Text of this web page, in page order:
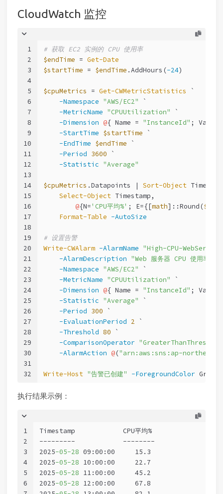
CloudWatch 监控
1
2
3
4
5
6
7
8
9
10
11
12
13
14
15
16
17
18
19
20
21
22
23
24
25
26
27
28
29
30
31
32
# 获取 EC2 实例的 CPU 使用率
$endTime = Get-Date
$startTime = $endTime .AddHours(-24)
$cpuMetrics = Get-CWMetricStatistics `
-Namespace "AWS/EC2" `
-MetricName "CPUUtilization" `
-Dimension @{ Name = "InstanceId" ;
-StartTime $startTime `
-EndTime $endTime `
-Period 3600 `
-Statistic "Average"
$cpuMetrics .Datapoints | Sort-Object
Select-Object Timestamp,
@{N='CPU平均%' ; E={[math]::Round($_
Format-Table -AutoSize
# 设置告警
Write-CWAlarm -AlarmName "High-CPU-WebServer"
-AlarmDescription "Web 服务器 CPU 使用率超
-Namespace "AWS/EC2" `
-MetricName "CPUUtilization" `
-Dimension @{ Name = "InstanceId" ;
-Statistic "Average" `
-Period 300 `
-EvaluationPeriod 2 `
-Threshold 80 `
-ComparisonOperator
-AlarmAction @("arn:aws:sns:ap-
Write-Host "告警已创建" -ForegroundColor Green
执行结果示例：
1
2
3
4
5
6
Timestamp            CPU平均%
---------            --------
2025-05-28 09:00:00     15.3
2025-05-28 10:00:00     22.7
2025-05-28 11:00:00     45.2
2025-05-28 12:00:00     67.8